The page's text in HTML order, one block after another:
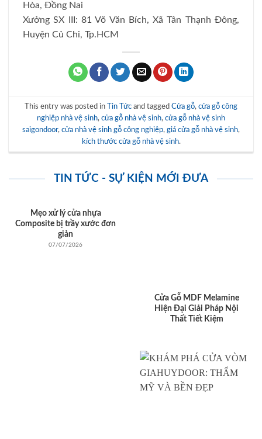
Hòa, Đồng Nai
Xưởng SX III: 81 Võ Văn Bích, Xã Tân Thạnh Đông,
Huyện Củ Chi, Tp.HCM
This entry was posted in Tin Tức and tagged Cửa gỗ, cửa gỗ công
nghiệp nhà vệ sinh, cửa gỗ nhà vệ sinh, cửa gỗ nhà vệ sinh
saigondoor, cửa nhà vệ sinh gỗ công nghiệp, giá cửa gỗ nhà vệ sinh,
kích thước cửa gỗ nhà vệ sinh.
TIN TỨC - SỰ KIỆN MỚI ĐƯA
Mẹo xử lý cửa nhựa
Composite bị trầy xước đơn
giản
07/07/2026
Cửa Gỗ MDF Melamine
Hiện Đại Giải Pháp Nội
Thất Tiết Kiệm